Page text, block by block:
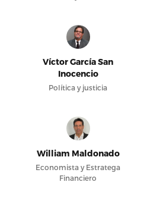
Víctor García San
Inocencio
Política y justicia
William Maldonado
Economista y Estratega
Financiero